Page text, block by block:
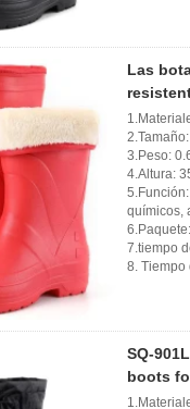
Las
2.Tamaño:
3.Peso:
4.Altura:
químicos,
7.tiempo
8. Tiempo
SQ-
boots